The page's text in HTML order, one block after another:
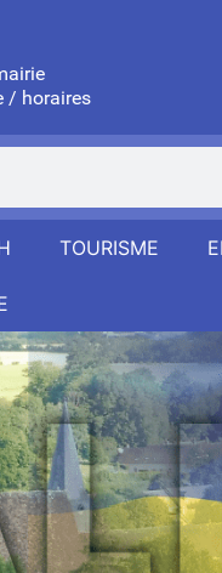
/ horaires
TOURISME